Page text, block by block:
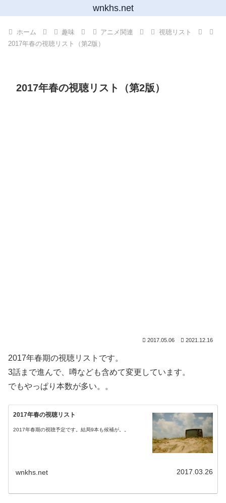
wnkhs.net
ホーム 趣味 アニメ関連
視聴リスト
2017年春の視聴リスト（第2版）
2017年春の視聴リスト（第2版）
2017.05.06 2021.12.16
2017年春期の視聴リストです。
3話まで進んで、噂なども含めて変更しています。
でもやっぱり本数が多い。。
2017年春の視聴リスト
2017年春期の視聴予定です。結局9本も候補が。。
wnkhs.net 2017.03.26